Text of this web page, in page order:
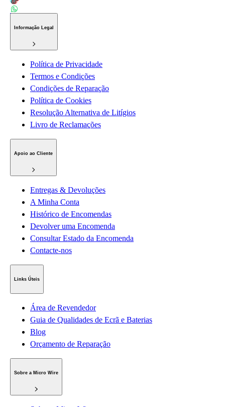
Informação Legal
Política de Privacidade
Termos e Condições
Condições de Reparação
Política de Cookies
Resolução Alternativa de Litígios
Livro de Reclamações
Apoio ao Cliente
Entregas & Devoluções
A Minha Conta
Histórico de Encomendas
Devolver uma Encomenda
Consultar Estado da Encomenda
Contacte-nos
Links Úteis
Área de Revendedor
Guia de Qualidades de Ecrã e Baterias
Blog
Orçamento de Reparação
Sobre a Micro Wire